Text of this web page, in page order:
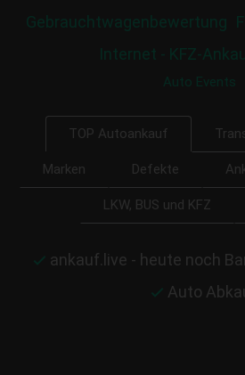
Gebrauchtwagenbewertung
Internet - KFZ-
Auto Events
TOP Autoankauf
Marken Defekte
LKW, BUS und KFZ
ankauf.live - heute noch
Auto